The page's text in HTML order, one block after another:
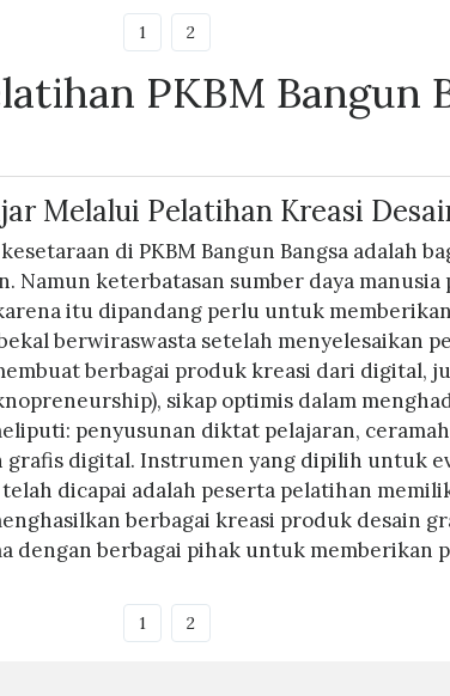
1 2
PKBM Bangun
Melalui Pelatihan Kreasi
di PKBM Bangun Bangsa adalah
keterbatasan sumber daya
itu dipandang perlu untuk
berwiraswasta setelah menyelesaikan
berbagai produk kreasi dari digital,
sikap optimis dalam
penyusunan diktat pelajaran,
digital. Instrumen yang dipilih untuk
dicapai adalah peserta pelatihan
berbagai kreasi produk desain
dengan berbagai pihak untuk
1 2